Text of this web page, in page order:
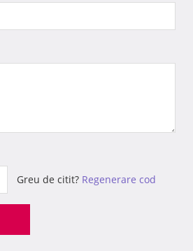
Greu de citit? Regenerare cod